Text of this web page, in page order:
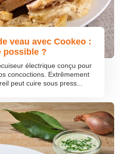
veau avec Cookeo :
possible ?
électrique conçu pour
concoctions. Extrêmement
peut cuire sous press...